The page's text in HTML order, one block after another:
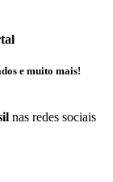
e muito mais!
nas redes sociais